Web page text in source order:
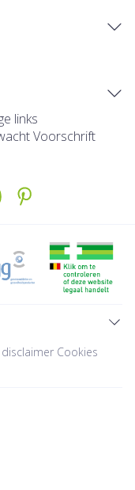
links
Voorschrift
disclaimer Cookies